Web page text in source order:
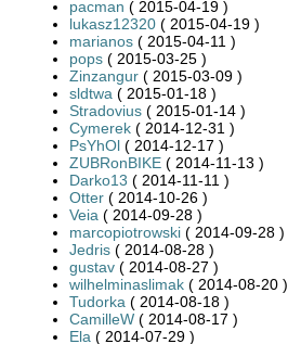
pacman ( 2015-04-19 )
lukasz12320 ( 2015-04-19 )
marianos ( 2015-04-11 )
pops ( 2015-03-25 )
Zinzangur ( 2015-03-09 )
sldtwa ( 2015-01-18 )
Stradovius ( 2015-01-14 )
Cymerek ( 2014-12-31 )
PsYhOl ( 2014-12-17 )
ZUBRonBIKE ( 2014-11-13 )
Darko13 ( 2014-11-11 )
Otter ( 2014-10-26 )
Veia ( 2014-09-28 )
marcopiotrowski ( 2014-09-28 )
Jedris ( 2014-08-28 )
gustav ( 2014-08-27 )
wilhelminaslimak ( 2014-08-20 )
Tudorka ( 2014-08-18 )
CamilleW ( 2014-08-17 )
Ela ( 2014-07-29 )